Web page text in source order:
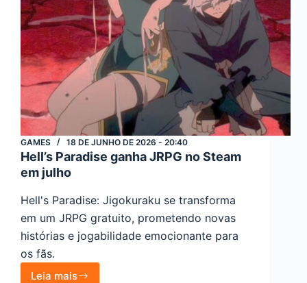
GAMES 18 DE JUNHO DE 2026 - 20:40
Hell’s Paradise ganha JRPG no Steam
em julho
Hell's Paradise: Jigokuraku se transforma
em um JRPG gratuito, prometendo novas
histórias e jogabilidade emocionante para
os fãs.
Leia mais